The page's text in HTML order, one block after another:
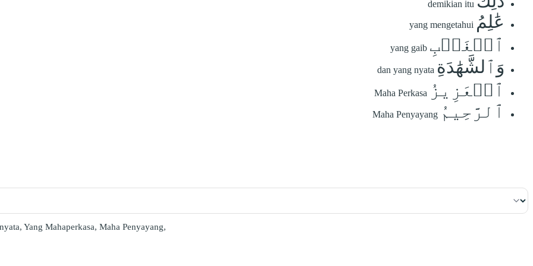
demikian itu
عَٰلِمُ yang mengetahui
ٱلۡغَيۡبِ yang gaib
وَٱلشَّهَٰدَةِ dan yang nyata
ٱلۡعَزِيزُ Maha Perkasa
ٱلرَّحِيمُ Maha Penyayang
Yang Mahaperkasa, Maha Penyayang,